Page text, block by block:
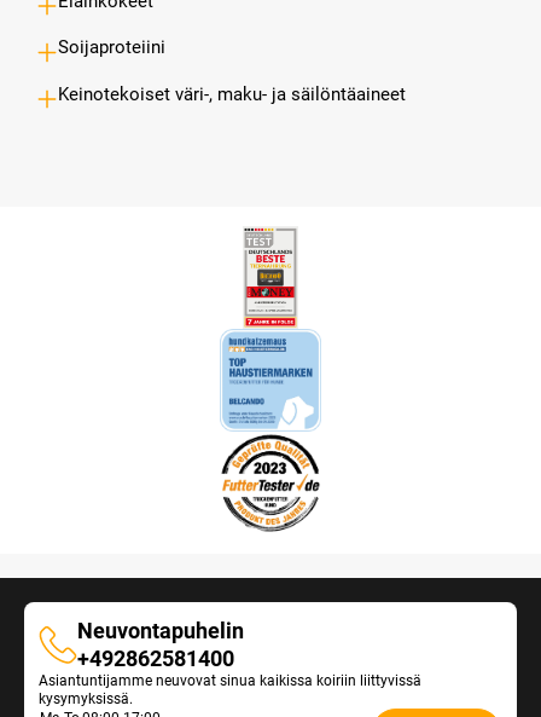
Soijaproteiini
Keinotekoiset väri-, maku- ja säilöntäaineet
Neuvontapuhelin
Neuvontapuhelin
+492862581400
Asiantuntijamme neuvovat sinua kaikissa koiriin liittyvissä
kysymyksissä.